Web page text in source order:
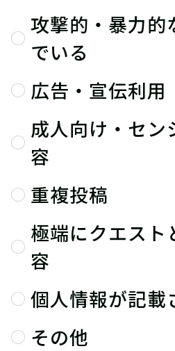
攻撃的・暴力的
でいる
広告・宣伝利用
成人向け・セン
容
重複投稿
極端にクエスト
容
個人情報が記載
その他